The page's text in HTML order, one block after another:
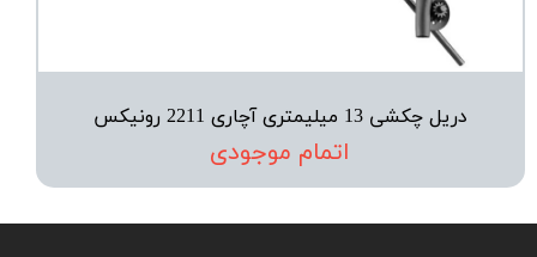
دریل چکشی 13 میلیمتری آچاری 2211 رونیکس
اتمام موجودی